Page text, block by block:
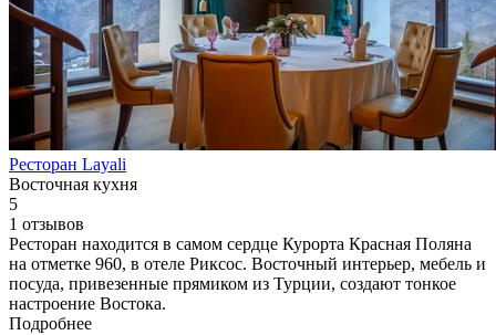
Ресторан Layali
Восточная кухня
5
1 отзывов
Ресторан находится в самом сердце Курорта Красная Поляна
на отметке 960, в отеле Риксос. Восточный интерьер, мебель и
посуда, привезенные прямиком из Турции, создают тонкое
настроение Востока.
Подробнее